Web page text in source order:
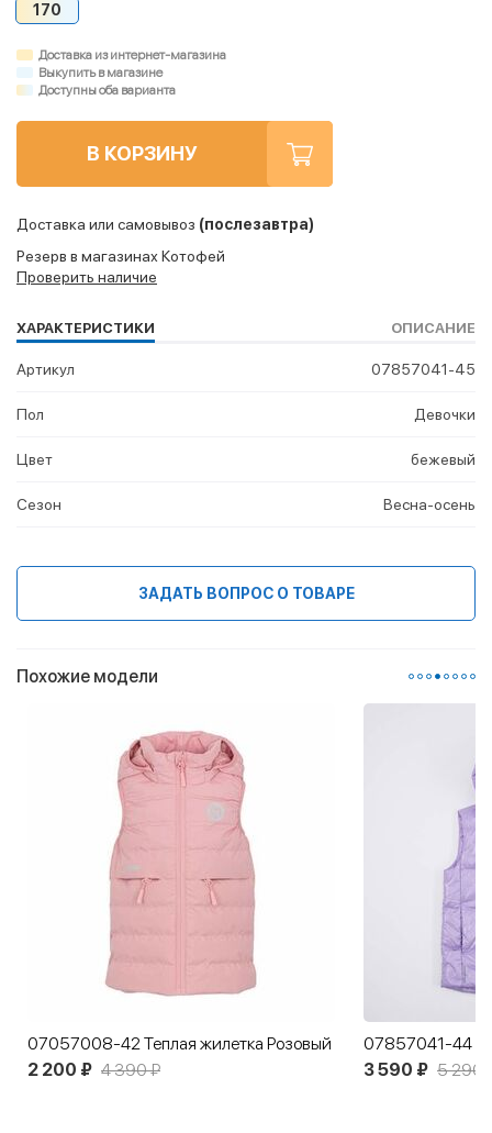
170
Доставка из интернет-магазина
Выкупить в магазине
Доступны оба варианта
В КОРЗИНУ
Доставка или самовывоз (послезавтра)
Резерв в магазинах Котофей
Проверить наличие
ХАРАКТЕРИСТИКИ ОПИСАНИЕ
Артикул 07857041-45
Пол Девочки
Цвет бежевый
Сезон Весна-осень
ЗАДАТЬ ВОПРОС О ТОВАРЕ
Похожие модели
07057008-42 Теплая жилетка Розовый
2 200 ₽ 4 390 ₽ 3 590 ₽ 5 290